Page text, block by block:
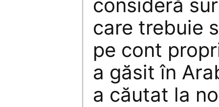
consideră
care trebuie
pe cont
a găsit în
a căutat la